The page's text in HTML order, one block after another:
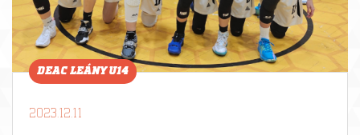
DEAC LEÁNY U14
2023.12.11